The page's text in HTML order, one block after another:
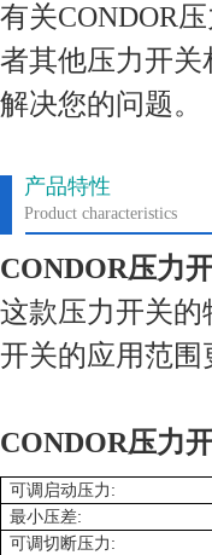
有关CONDOR
者其他压力开
解决您的问题。
产品特性
Product characteristics
CONDOR压力
这款压力开关的
开关的应用范围
CONDOR压力
可调启动压力 :
最小压差:
可调切断压力 :